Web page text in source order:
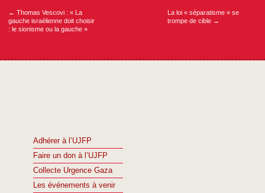
← Thomas Vescovi : « La
gauche israélienne doit choisir
: le sionisme ou la gauche »
La loi « séparatisme » se
trompe de cible →
Adhérer à l’UJFP
Faire un don à l’UJFP
Collecte Urgence Gaza
Les événements à venir